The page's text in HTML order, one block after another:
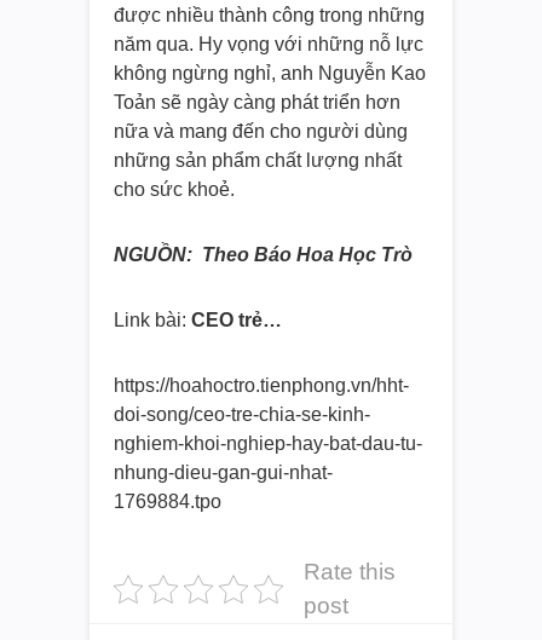
được nhiều thành công trong những
năm qua. Hy vọng với những nỗ lực
không ngừng nghỉ, anh Nguyễn Kao
Toản sẽ ngày càng phát triển hơn
nữa và mang đến cho người dùng
những sản phẩm chất lượng nhất
cho sức khoẻ.
NGUỒN: Theo Báo Hoa Học Trò
Link bài: CEO trẻ…
https://hoahoctro.tienphong.vn/hht-
doi-song/ceo-tre-chia-se-kinh-
nghiem-khoi-nghiep-hay-bat-dau-tu-
nhung-dieu-gan-gui-nhat-
1769884.tpo
Rate this
post